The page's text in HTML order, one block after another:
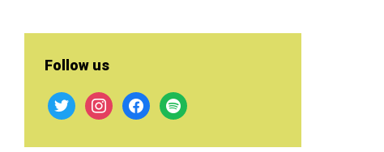
Follow us
twitter instagramfacebook
spotify